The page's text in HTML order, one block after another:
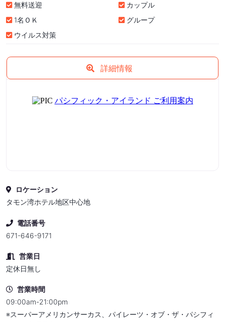
無料送迎
カップル
1名ＯＫ
グループ
ウイルス対策
詳細情報
ロケーション
タモン湾ホテル地区中心地
電話番号
671-646-9171
営業日
定休日無し
営業時間
09:00am-21:00pm
※スーパーアメリカンサーカス、パイレーツ・オブ・ザ・パシフィ